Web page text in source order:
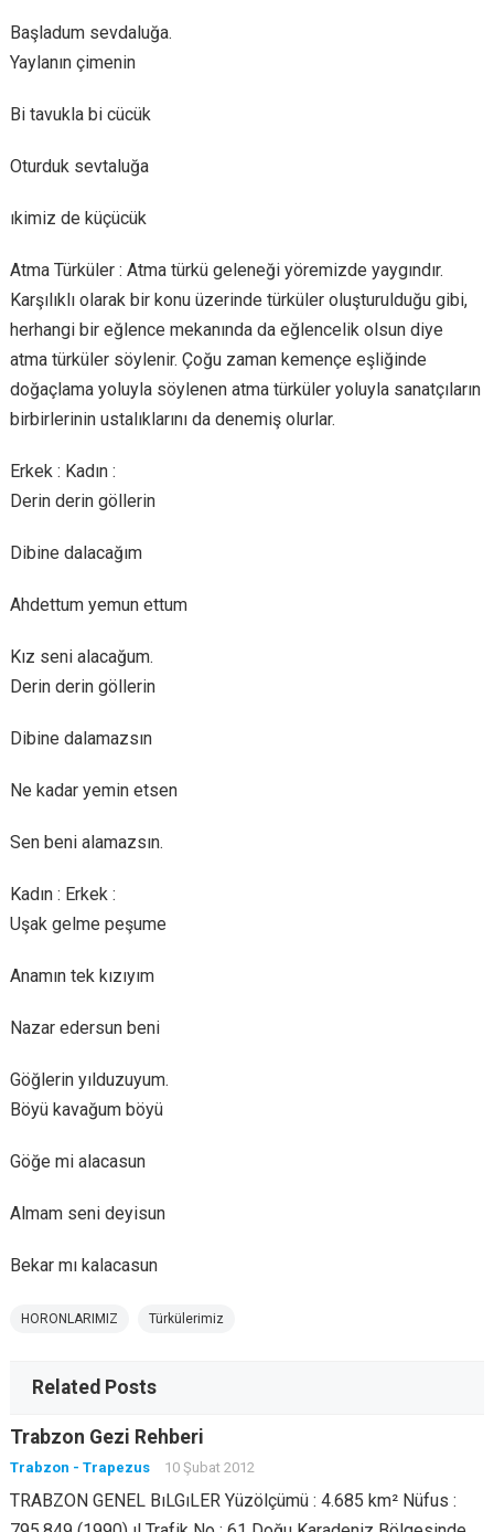
Başladum sevdaluğa.
Yaylanın çimenin
Bi tavukla bi cücük
Oturduk sevtaluğa
ıkimiz de küçücük
Atma Türküler : Atma türkü geleneği yöremizde yaygındır.
Karşılıklı olarak bir konu üzerinde türküler oluşturulduğu gibi,
herhangi bir eğlence mekanında da eğlencelik olsun diye
atma türküler söylenir. Çoğu zaman kemençe eşliğinde
doğaçlama yoluyla söylenen atma türküler yoluyla sanatçıların
birbirlerinin ustalıklarını da denemiş olurlar.
Erkek : Kadın :
Derin derin göllerin
Dibine dalacağım
Ahdettum yemun ettum
Kız seni alacağum.
Derin derin göllerin
Dibine dalamazsın
Ne kadar yemin etsen
Sen beni alamazsın.
Kadın : Erkek :
Uşak gelme peşume
Anamın tek kızıyım
Nazar edersun beni
Göğlerin yılduzuyum.
Böyü kavağum böyü
Göğe mi alacasun
Almam seni deyisun
Bekar mı kalacasun
HORONLARIMIZ Türkülerimiz
Related Posts
Trabzon Gezi Rehberi
Trabzon - Trapezus 10 Şubat 2012
TRABZON GENEL BıLGıLER Yüzölçümü : 4.685 km² Nüfus :